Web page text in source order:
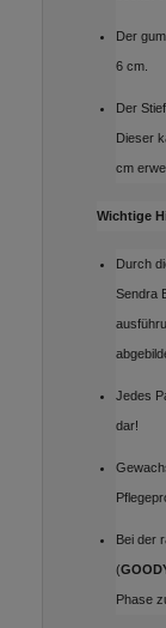
Der
6 cm.
Der
Dieser
cm
Wichtige
Durch
Sendra
Jedes
dar!
Bei der
(
Phase